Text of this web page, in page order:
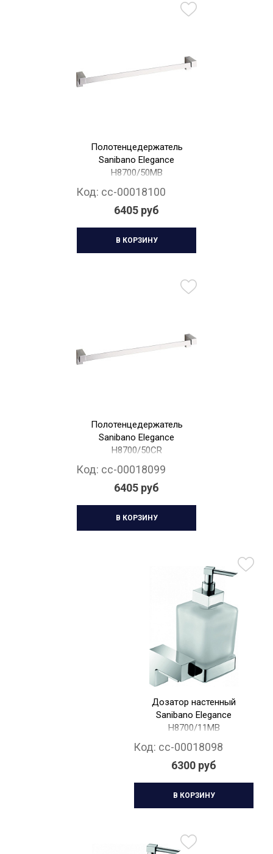
Полотенцедержатель
Sanibano Elegance
H8700/50MB
Код: cc-00018100
6405 руб
В КОРЗИНУ
Полотенцедержатель
Sanibano Elegance
H8700/50CR
Код: cc-00018099
6405 руб
В КОРЗИНУ
Дозатор настенный
Sanibano Elegance
H8700/11MB
Код: cc-00018098
6300 руб
В КОРЗИНУ